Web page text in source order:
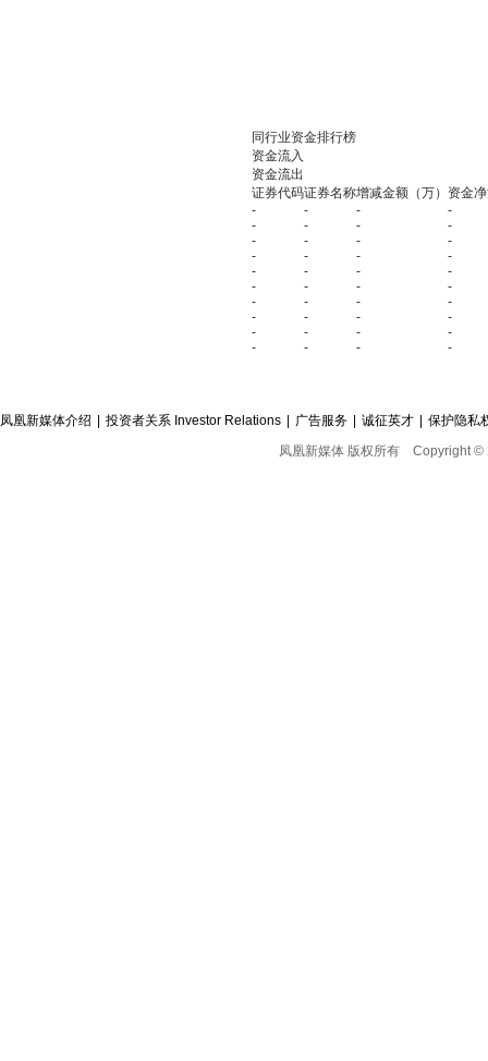
同行业资金排行榜
资金流入
资金流出
证券代码证券名称增减金额（万） 资金
-
- -
-
-
- -
-
-
- -
-
-
- -
-
-
- -
-
-
- -
-
-
- -
-
-
- -
-
-
- -
-
-
- - -
凤凰新媒体介绍 投资者关系 Investor Relations 广告服务 诚征英才
保护隐私
凤凰新媒体 版权所有 Copyright ©